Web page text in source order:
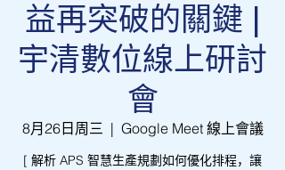
益再突破的關鍵 |
宇清數位線上研討
會
8月26日周三
  |
Google Meet 線上會議
[ 解析 APS 智慧生產規劃如何優化排程，讓